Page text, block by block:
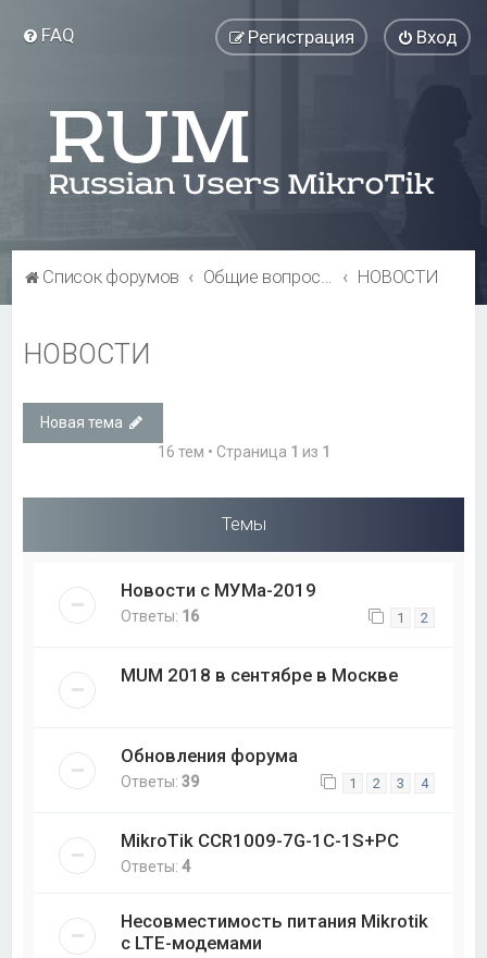
FAQ Вход
Регистрация
Список форумов Общие вопросы НОВОСТИ
НОВОСТИ
Новая тема
16 тем • Страница 1 из 1
Темы
Новости с МУМа-2019
Ответы: 16 1 2
MUM 2018 в сентябре в Москве
Обновления форума
Ответы:39 1 2 3 4
MikroTik CCR1009-7G-1C-1S+PC
Ответы:4
Несовместимость питания Mikrotik
с LTE-модемами